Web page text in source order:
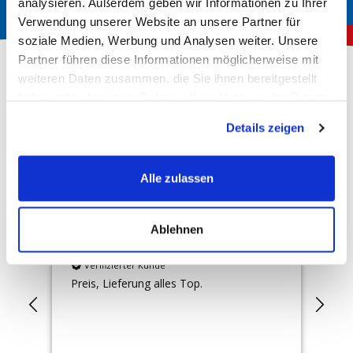
Verwendung unserer Website an unsere Partner für
soziale Medien, Werbung und Analysen weiter. Unsere
Partner führen diese Informationen möglicherweise mit
weiteren Daten zusammen, die Sie ihnen bereitgestellt
Details zeigen
Alle zulassen
Ablehnen
Hervorragend 4,78 Rating
10.167 Bewertungen
Verifizierter Kunde
Preis, Lieferung alles Top.